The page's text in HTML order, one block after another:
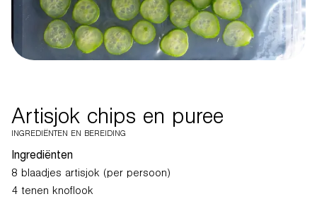
Artisjok chips en puree
INGREDIËNTEN EN BEREIDING
Ingrediënten
8 blaadjes artisjok (per persoon)
4 tenen knoflook